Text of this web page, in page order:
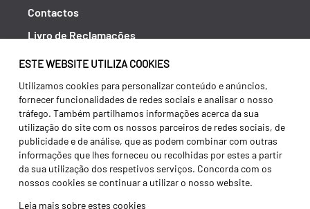
ESTE WEBSITE UTILIZA COOKIES
Utilizamos cookies para personalizar conteúdo e anúncios,
fornecer funcionalidades de redes sociais e analisar o nosso
tráfego. Também partilhamos informações acerca da sua
utilização do site com os nossos parceiros de redes sociais, de
publicidade e de análise, que as podem combinar com outras
informações que lhes forneceu ou recolhidas por estes a partir
da sua utilização dos respetivos serviços. Concorda com os
nossos cookies se continuar a utilizar o nosso website.
Leia mais sobre estes cookies
Contactos
Livro de Reclamações
Política de Privacidade
Canal de Denúncias (RGPC)
Termos e condições